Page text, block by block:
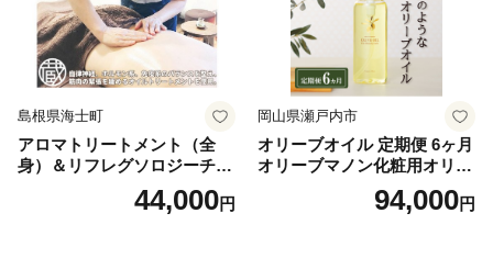
【お申込とお礼の品のお届けについて】
・葛城市外にお住まいの方で、ご寄附いただいた皆様に
葛城市産のお礼の品をお送りいたします。
・寄附者様のご都合による寄附申込のキャンセル、お礼
島根県海士町
アロマトリートメント（全
身）＆リフレグソロジーチケ
44,000円
岡山県瀬戸内市
オリーブオイル 定期便 6ヶ月
オリーブマノン化粧用オリー
ブオイル 200ml オリーブ オ
イル 美容 スキンケア 化粧用
94,000円